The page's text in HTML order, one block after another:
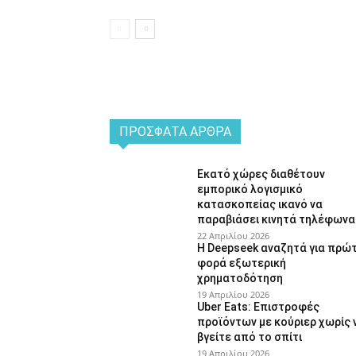
ΠΡΌΣΦΑΤΑ ΆΡΘΡΑ
Εκατό χώρες διαθέτουν
εμπορικό λογισμικό
κατασκοπείας ικανό να
παραβιάσει κινητά τηλέφωνα
22 Απριλίου 2026
Η Deepseek αναζητά για
φορά εξωτερική
χρηματοδότηση
19 Απριλίου 2026
Uber Eats: Επιστροφές
προϊόντων με κούριερ χωρίς
βγείτε από το σπίτι
19 Απριλίου 2026